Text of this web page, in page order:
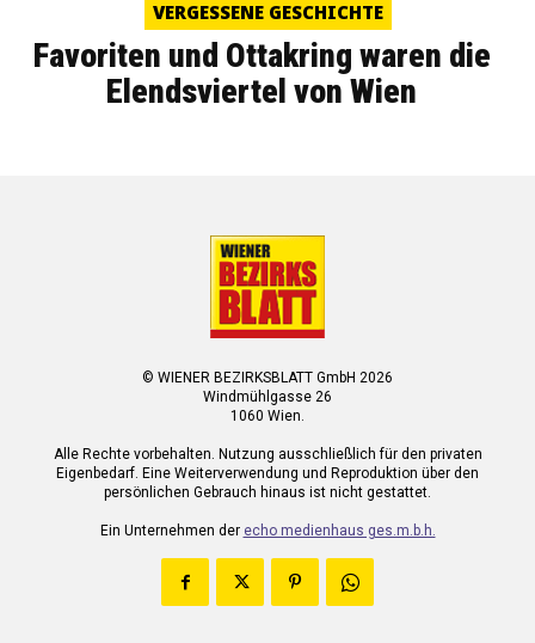
VERGESSENE GESCHICHTE
Favoriten und Ottakring waren die
Elendsviertel von Wien
© WIENER BEZIRKSBLATT GmbH 2026
Windmühlgasse 26
1060 Wien.
Alle Rechte vorbehalten. Nutzung ausschließlich für den privaten
Eigenbedarf. Eine Weiterverwendung und Reproduktion über den
persönlichen Gebrauch hinaus ist nicht gestattet.
Ein Unternehmen der echo medienhaus ges.m.b.h.